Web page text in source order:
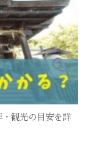
観光の目安を詳